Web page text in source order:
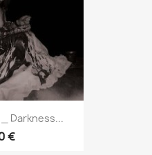
_ Darkness...
€